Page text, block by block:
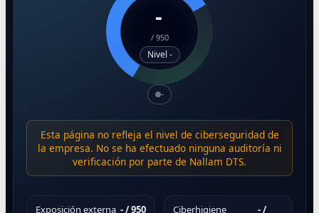
-
/ 950
Nivel -
-
Esta página no refleja el nivel de ciberseguridad de
la empresa. No se ha efectuado ninguna auditoría ni
verificación por parte de Nallam DTS.
Exposición externa -/ 950
Ciberhigiene
-/